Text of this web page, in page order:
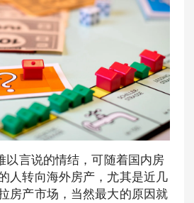
以言说的情结，可随着国内房
人转向海外房产，尤其是近几
房产市场，当然最大的原因就